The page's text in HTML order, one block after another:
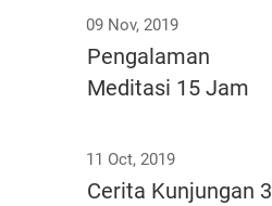
09 Nov, 2019
Pengalaman
Meditasi 15 Jam
11 Oct, 2019
Cerita Kunjungan 3